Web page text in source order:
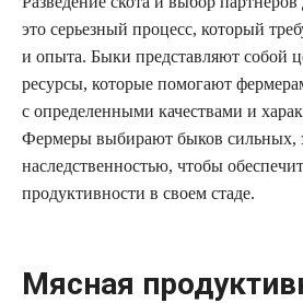
это серьезный процесс, который
и опыта. Быки представляют собой
ресурсы, которые помогают
с определенными качествами и
Фермеры выбирают быков сильных,
наследственностью, чтобы
продуктивности в своем стаде.
Мясная